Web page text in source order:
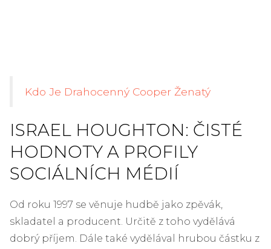
Kdo Je Drahocenný Cooper Ženatý
ISRAEL HOUGHTON: ČISTÉ
HODNOTY A PROFILY
SOCIÁLNÍCH MÉDIÍ
Od roku 1997 se věnuje hudbě jako zpěvák,
skladatel a producent. Určitě z toho vydělává
dobrý příjem. Dále také vydělával hrubou částku z